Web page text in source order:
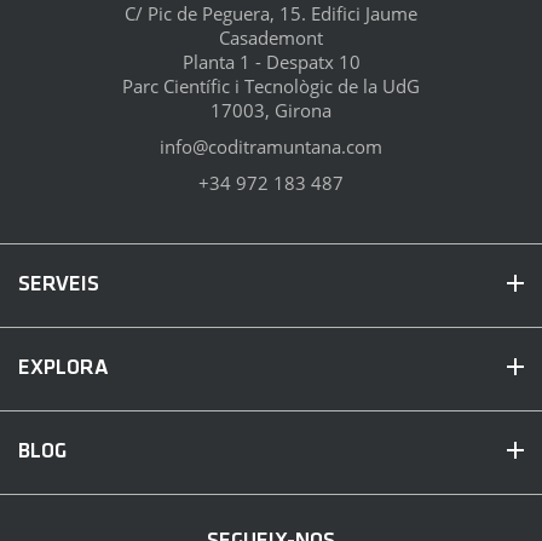
C/ Pic de Peguera, 15. Edifici Jaume
Casademont
Planta 1 - Despatx 10
Parc Científic i Tecnològic de la UdG
17003, Girona
info@coditramuntana.com
+34 972 183 487
SERVEIS
EXPLORA
BLOG